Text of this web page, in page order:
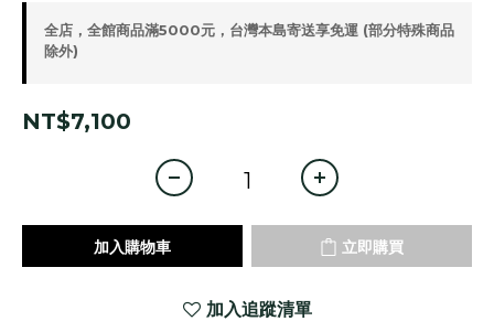
全店，全館商品滿5000元，台灣本島寄送享免運 (部分特殊商品
除外)
NT$7,100
加入購物車 立即購買
加入追蹤清單